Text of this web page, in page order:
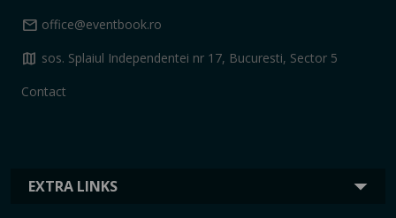
EXTRA LINKS
mail office@eventbook.ro
map sos. Splaiul Independentei nr 17, Bucuresti, Sector 5
Contact